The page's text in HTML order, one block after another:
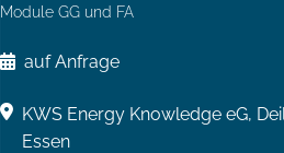
Module GG und FA
auf Anfrage
KWS Energy Knowledge eG,
Essen